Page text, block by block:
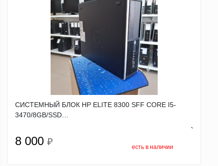
СИСТЕМНЫЙ БЛОК HP ELITE 8300 SFF CORE I5-
3470/8GB/SSD…
8 000 ₽
`
есть в наличии